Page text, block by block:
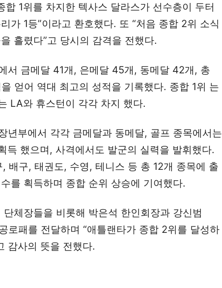
합 1위를 차지한 텍사스 달라스가 선수층이 두터
가 1등”이라고 환호했다. 또 “처음 종합 2위 소식
흘렸다”고 당시의 감격을 전했다.
서 금메달 41개, 은메달 45개, 동메달 42개, 총
얻어 역대 최고의 성적을 기록했다. 종합 1위 는
LA와 휴스턴이 각각 차지 했다.
년부에서 각각 금메달과 동메달, 골프 종목에서는
득 했으며, 사격에서도 발군의 실력을 발휘했다.
배구, 태권도, 수영, 테니스 등 총 12개 종목에 출
를 획득하며 종합 순위 상승에 기여했다.
체장들을 비롯해 박은석 한인회장과 강신범
로패를 전달하며 “애틀랜타가 종합 2위를 달성하
감사의 뜻을 전했다.